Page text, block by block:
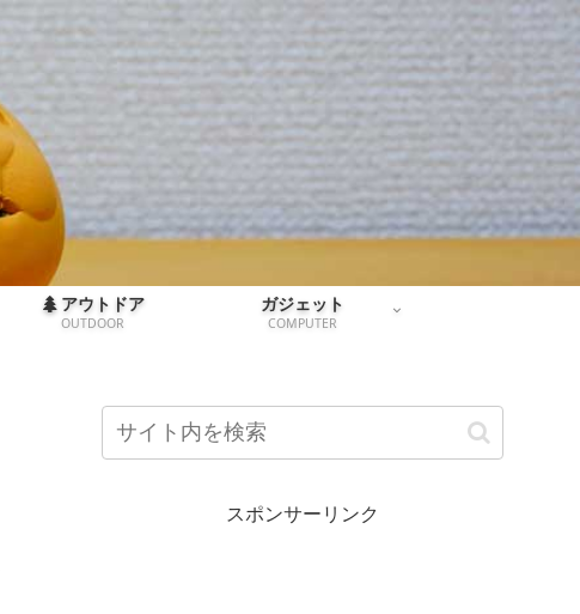
アウトドア
OUTDOOR
ガジェット
COMPUTER
スポンサーリンク